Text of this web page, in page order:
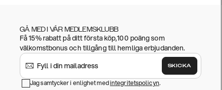
GÅ MED I VÅR MEDLEMSKLUBB
Få 15% rabatt på ditt första köp,100 poäng som
välkomstbonus och tillgång till hemliga erbjudanden.
SKICKA
Jag samtycker i enlighet medintegritetspolicyn.